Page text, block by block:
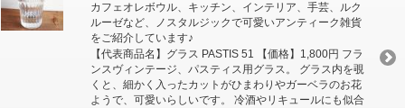
カフェオレボウル、キッチン、インテリア、手芸、ルク
ルーゼなど、ノスタルジックで可愛いアンティーク雑貨
をご紹介しています♪
【代表商品名】グラス PASTIS 51 【価格】1,800円 フラ
ンスヴィンテージ、パスティス用グラス。 グラス内を覗
くと、細かく入ったカットがひまわりやガーベラのお花
ようで、可愛いらしいです。 冷酒やリキュールにも似合